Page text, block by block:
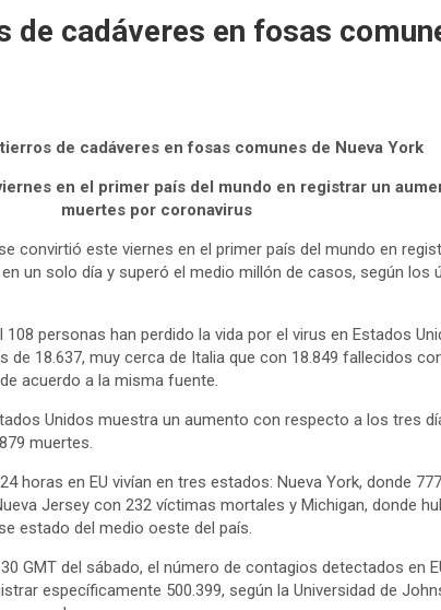
de cadáveres en fosas
de cadáveres en fosas comunes de Nueva York
en el primer país del mundo en registrar un
muertes por coronavirus
convirtió este viernes en el primer país del mundo en
un solo día y superó el medio millón de casos, según los
personas han perdido la vida por el virus en Estados
18.637, muy cerca de Italia que con 18.849 fallecidos
acuerdo a la misma fuente.
Unidos muestra un aumento con respecto a los tres
muertes.
horas en EU vivían en tres estados: Nueva York, donde
Jersey con 232 víctimas mortales y Michigan, donde
estado del medio oeste del país.
GMT del sábado, el número de contagios detectados en
específicamente 500.399, según la Universidad de